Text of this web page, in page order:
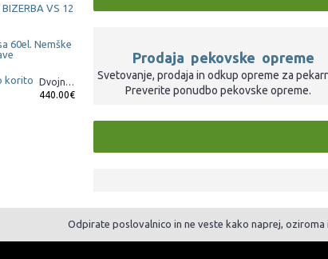
SALAMOREZNICA BIZERBA VS 12
Dvojno pomivalno korito
440.00€
Prodaja pekovske opreme
Svetovanje, prodaja in odkup opreme za
Preverite ponudbo pekovske opreme.
Odpirate poslovalnico in ne veste kako naprej,